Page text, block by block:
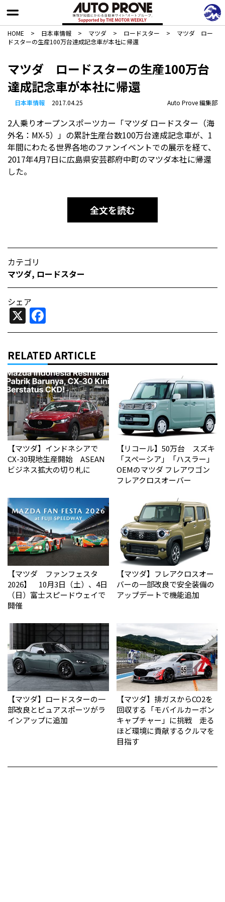
HOME > 日本車情報​ > マツダ > ロードスター >
マツダ ロー
ドスターの生産100万台達成記念車が本社に帰還
マツダ ロードスターの生産100万台
達成記念車が本社に帰還
日本車情報​ 2017.04.25 Auto Prove 編集部
2人乗りオープンスポーツカー「マツダ ロードスター（海
外名：MX-5）」の累計生産台数100万台達成記念車が、1
年間にわたる世界各地のファンイベントでの展示を経て、
2017年4月7日に広島県安芸郡府中町のマツダ本社に帰還
した。
全文を読む
カテゴリ
マツダ, ロードスター
シェア
X
RELATED ARTICLE
【マツダ】インドネシアで
CX-30現地生産開始 ASEAN
ビジネス拡大の切り札に
【リコール】50万台 スズキ
「スペーシア」「ハスラー」
OEMのマツダ フレアワゴン
フレアクロスオーバー
【マツダ ファンフェスタ
2026】 10月3日（土）、4日
（日）富士スピードウェイで
開催
【マツダ】フレアクロスオー
バーの一部改良で安全装備の
アップデートで機能追加
【マツダ】ロードスターの一
部改良とピュアスポーツがラ
インアップに追加
【マツダ】排ガスからCO2を
回収する「モバイルカーボン
キャプチャー」に挑戦 走る
ほど環境に貢献するクルマを
目指す